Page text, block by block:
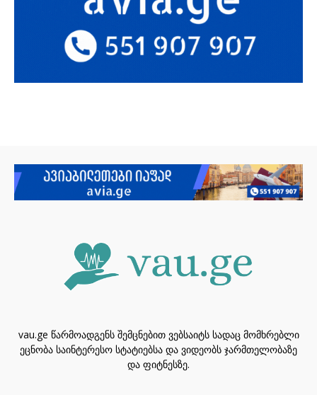
vau.ge წარმოადგენს შემცნებით ვებსაიტს სადაც მომხრებლი
ეცნობა საინტერესო სტატიებსა და ვიდეობს ჯარმთელობაზე
და ფიტნესზე.